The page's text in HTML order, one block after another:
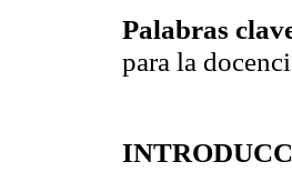
Palabras
para la